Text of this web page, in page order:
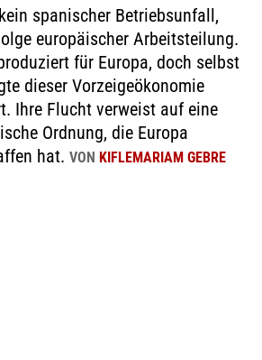
spanischer Betriebsunfall,
europäischer Arbeitsteilung.
für Europa, doch selbst
dieser Vorzeigeökonomie
Ihre Flucht verweist auf eine
Ordnung, die Europa
hat. VON KIFLEMARIAM GEBRE